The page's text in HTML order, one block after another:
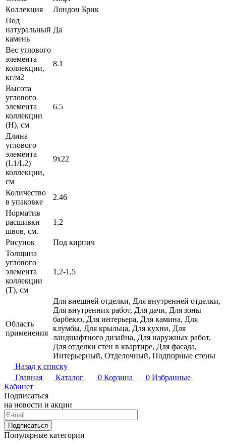
Коллекция
Лондон Брик
Под
натуральный
камень
Да
Вес углового
элемента
коллекции,
кг/м2
8.1
Высота
углового
элемента
коллекции
(H), см
6.5
Длина
углового
элемента
(L1/L2)
коллекции,
см
9х22
Количество
в упаковке
2.46
Норматив
расшивки
швов, см.
1,2
Рисунок
Под кирпич
Толщина
углового
элемента
коллекции
(T), см
1,2-1,5
Область
применения
Для внешней отделки, Для внутренней отделки,
Для внутренних работ, Для дачи, Для зоны
барбекю, Для интерьера, Для камина, Для
клумбы, Для крыльца, Для кухни, Для
ландшафтного дизайна, Для наружных работ,
Для отделки стен в квартире, Для фасада,
Интерьерный, Отделочный, Подпорные стены
Назад к списку
Главная
Каталог 0 Корзина 0 Избранные
Кабинет
Подписаться
на новости и акции
Подписаться
Популярные категории